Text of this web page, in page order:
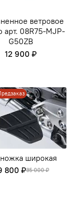
ветровое
арт. 08R75-MJP-
G50ZB
12 900 ₽
широкая
35 000 ₽
800 ₽